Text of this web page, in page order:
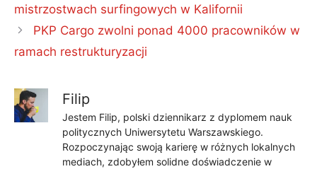
mistrzostwach surfingowych w Kalifornii
PKP Cargo zwolni ponad 4000 pracowników w
ramach restrukturyzacji
Filip
Jestem Filip, polski dziennikarz z dyplomem nauk
politycznych Uniwersytetu Warszawskiego.
Rozpoczynając swoją karierę w różnych lokalnych
mediach, zdobyłem solidne doświadczenie w